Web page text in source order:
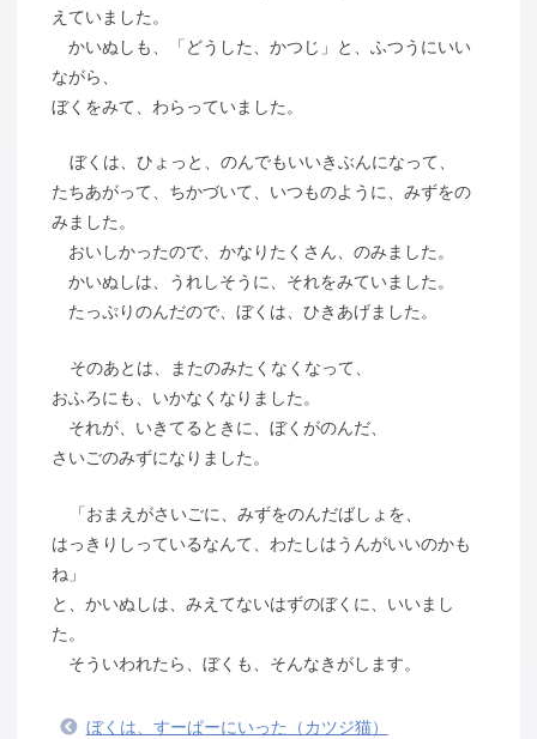
えていました。
かいぬしも、「どうした、かつじ」と、ふつうにいい
ながら、
ぼくをみて、わらっていました。
ぼくは、ひょっと、のんでもいいきぶんになって、
たちあがって、ちかづいて、いつものように、みずをの
みました。
おいしかったので、かなりたくさん、のみました。
かいぬしは、うれしそうに、それをみていました。
たっぷりのんだので、ぼくは、ひきあげました。
そのあとは、またのみたくなくなって、
おふろにも、いかなくなりました。
それが、いきてるときに、ぼくがのんだ、
さいごのみずになりました。
「おまえがさいごに、みずをのんだばしょを、
はっきりしっているなんて、わたしはうんがいいのかも
ね」
と、かいぬしは、みえてないはずのぼくに、いいまし
た。
そういわれたら、ぼくも、そんなきがします。
ぼくは、すーぱーにいった（カツジ猫）